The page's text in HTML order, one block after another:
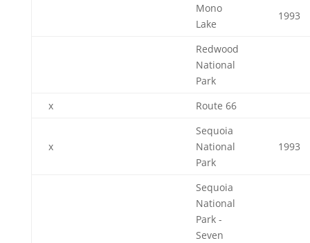
Mono
Lake
1993
Redwood
National
Park
x
Route 66
x
Sequoia
National
Park
1993
Sequoia
National
Park -
Seven